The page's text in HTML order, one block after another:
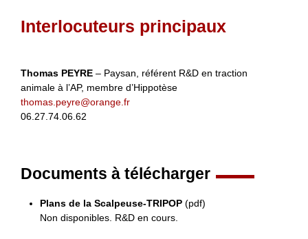
Interlocuteurs principaux
Thomas PEYRE – Paysan, référent R&D en traction
animale à l’AP, membre d’Hippotèse
thomas.peyre@orange.fr
06.27.74.06.62
Documents à télécharger
Plans de la Scalpeuse-TRIPOP (pdf)
Non disponibles. R&D en cours.